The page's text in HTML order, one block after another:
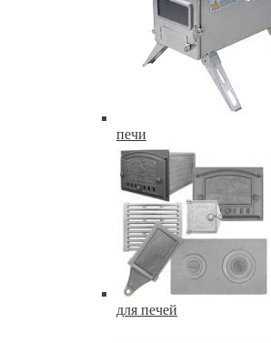
печи
для печей